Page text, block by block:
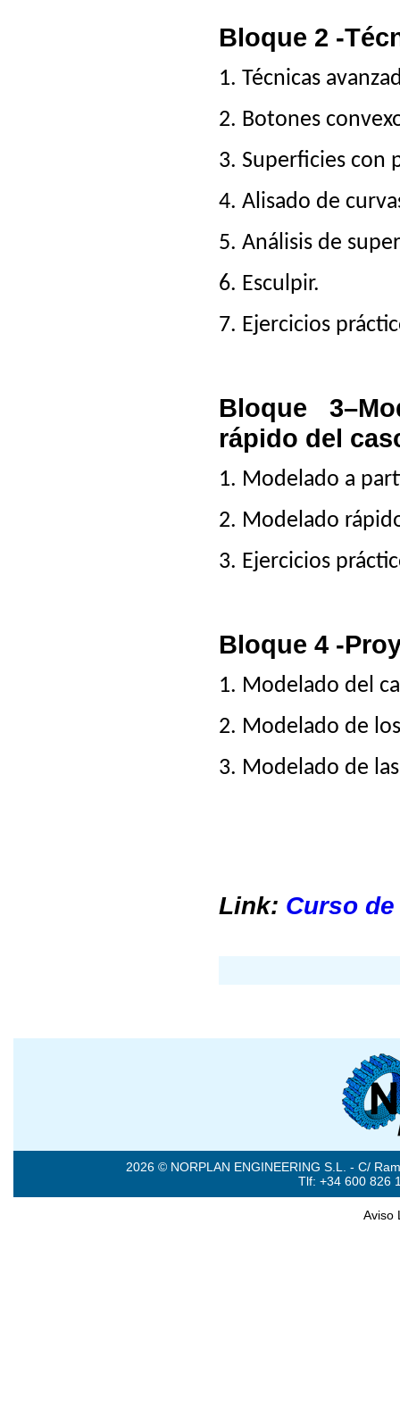
Bloque 2 -
1. Técnicas
2. Botones
3. Superficies con
4. Alisado de
5. Análisis de
6. Esculpir.
7. Ejercicios
Bloque
rápido del
1. Modelado a
2. Modelado
3. Ejercicios
Bloque 4 -
1. Modelado del
2. Modelado de
3. Modelado de
Link: Curso
2026 © NORPLAN ENGINEERING S.L. - C/
Tlf: +34 600 826
Aviso